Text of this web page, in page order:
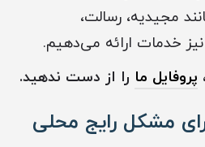
مجیدیه، رسالت،
خدمات ارائه می‌دهیم.
پروفایل ما را از دست ندهید.
مشکل رایج محلی